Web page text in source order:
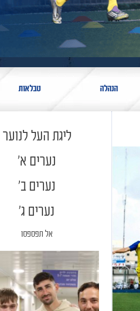
הנהלה טבלאות
ליגת העל לנוער
נערים א'
נערים ב'
נערים ג'
אל תפספסו